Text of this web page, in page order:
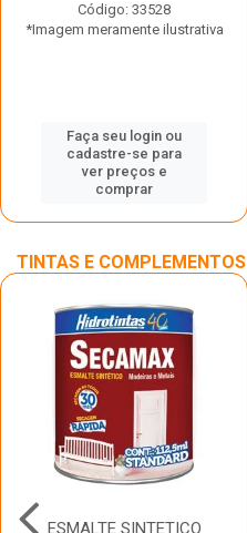
Código: 33528
*Imagem meramente ilustrativa
Faça seu login ou
cadastre-se para
ver preços e
comprar
TINTAS E COMPLEMENTOS
ESMALTE SINTETICO